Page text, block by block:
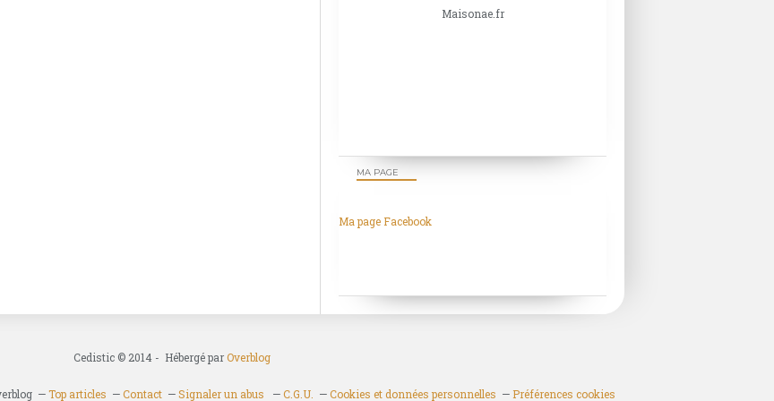
Maisonae.fr
MA PAGE
Ma page Facebook
Cedistic © 2014 - Hébergé parOverblog
Top articles Contact Signaler un abus C.G.U. Cookies et données personnelles Préférences cookies